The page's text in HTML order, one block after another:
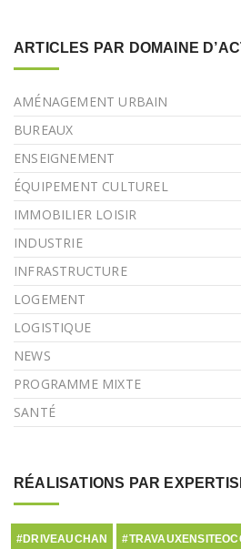
ARTICLES PAR DOMAINE
AMÉNAGEMENT URBAIN
BUREAUX
ENSEIGNEMENT
ÉQUIPEMENT CULTUREL
IMMOBILIER LOISIR
INDUSTRIE
INFRASTRUCTURE
LOGEMENT
LOGISTIQUE
NEWS
PROGRAMME MIXTE
SANTÉ
RÉALISATIONS PAR
#DRIVEAUCHAN